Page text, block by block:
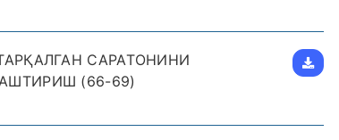
САРАТОНИНИ
(66-69)